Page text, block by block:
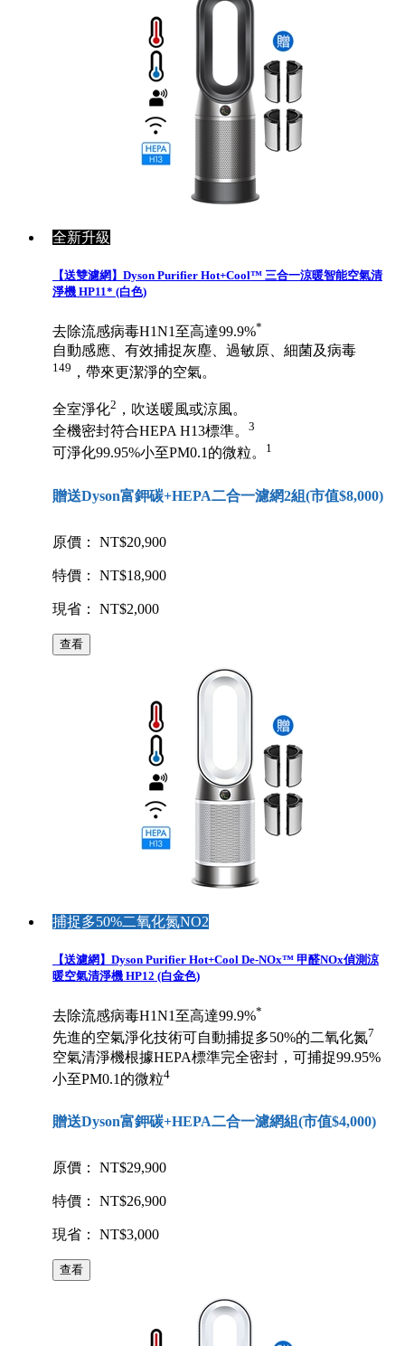
全新升級
【送雙濾網】Dyson Purifier Hot+Cool™ 三合一涼暖智能空氣清
淨機 HP11* (白色)
去除流感病毒H1N1至高達99.9%*
自動感應、有效捕捉灰塵、過敏原、細菌及病毒
149 ，帶來更潔淨的空氣。
全室淨化2 ，吹送暖風或涼風。
全機密封符合HEPA H13標準。 3
可淨化99.95%小至PM0.1的微粒。 1
贈送Dyson富鉀碳+HEPA二合一濾網2組(市值$8,000)
原價： NT$20,900
特價： NT$18,900
現省： NT$2,000
查看
捕捉多50%二氧化氮NO2
【送濾網】Dyson Purifier Hot+Cool De-NOx™ 甲醛NOx偵測涼
暖空氣清淨機 HP12 (白金色)
去除流感病毒H1N1至高達99.9%*
先進的空氣淨化技術可自動捕捉多50%的二氧化氮7
空氣清淨機根據HEPA標準完全密封，可捕捉99.95%
小至PM0.1的微粒4
贈送Dyson富鉀碳+HEPA二合一濾網組(市值$4,000)
原價： NT$29,900
特價： NT$26,900
現省： NT$3,000
查看